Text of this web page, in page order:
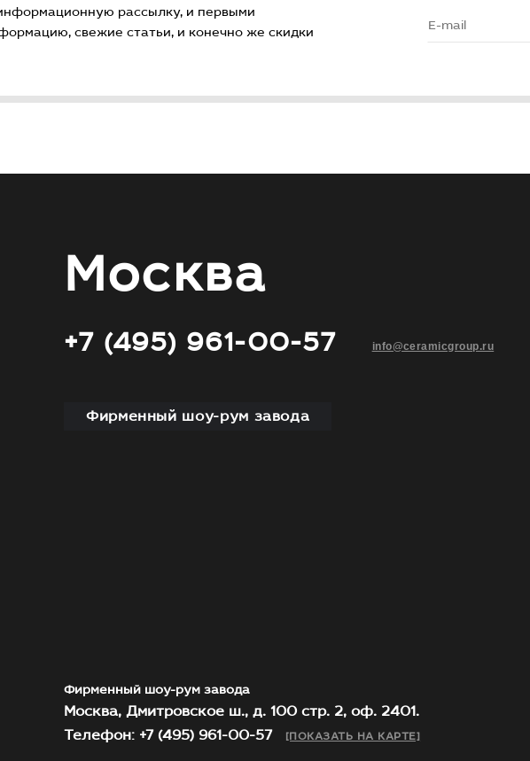
рассылку, и первыми
свежие статьи, и конечно же скидки
Москва
+7 (495) 961-00-57 info@ceramicgroup.ru
Фирменный шоу-рум завода
Фирменный шоу-рум завода
Москва, Дмитровское ш., д. 100 стр. 2, оф. 2401.
Телефон: +7 (495) 961-00-57
[ПОКАЗАТЬ НА КАРТЕ]